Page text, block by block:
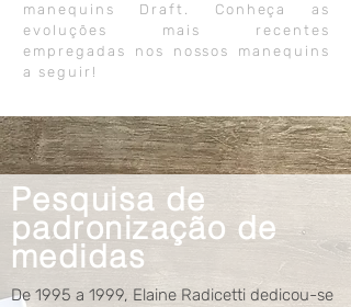
manequins Draft. Conheça as
evoluções mais recentes
empregadas nos nossos manequins
a seguir!
Pesquisa de
padronização de
medidas
De 1995 a 1999, Elaine Radicetti dedicou-se